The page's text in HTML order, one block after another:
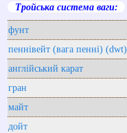
Тройська система ваги:
фунт
пеннівейт (вага пенні) (dwt)
англійський карат
гран
майт
дойт